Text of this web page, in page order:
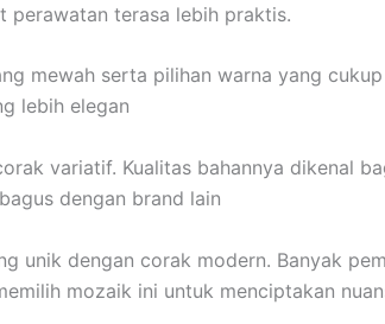
perawatan terasa lebih praktis.
mewah serta pilihan warna yang
lebih elegan
variatif. Kualitas bahannya dikenal
dengan brand lain
unik dengan corak modern. Banyak
mozaik ini untuk menciptakan